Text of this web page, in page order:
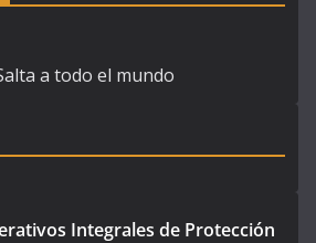
a todo el mundo
Integrales de Protección